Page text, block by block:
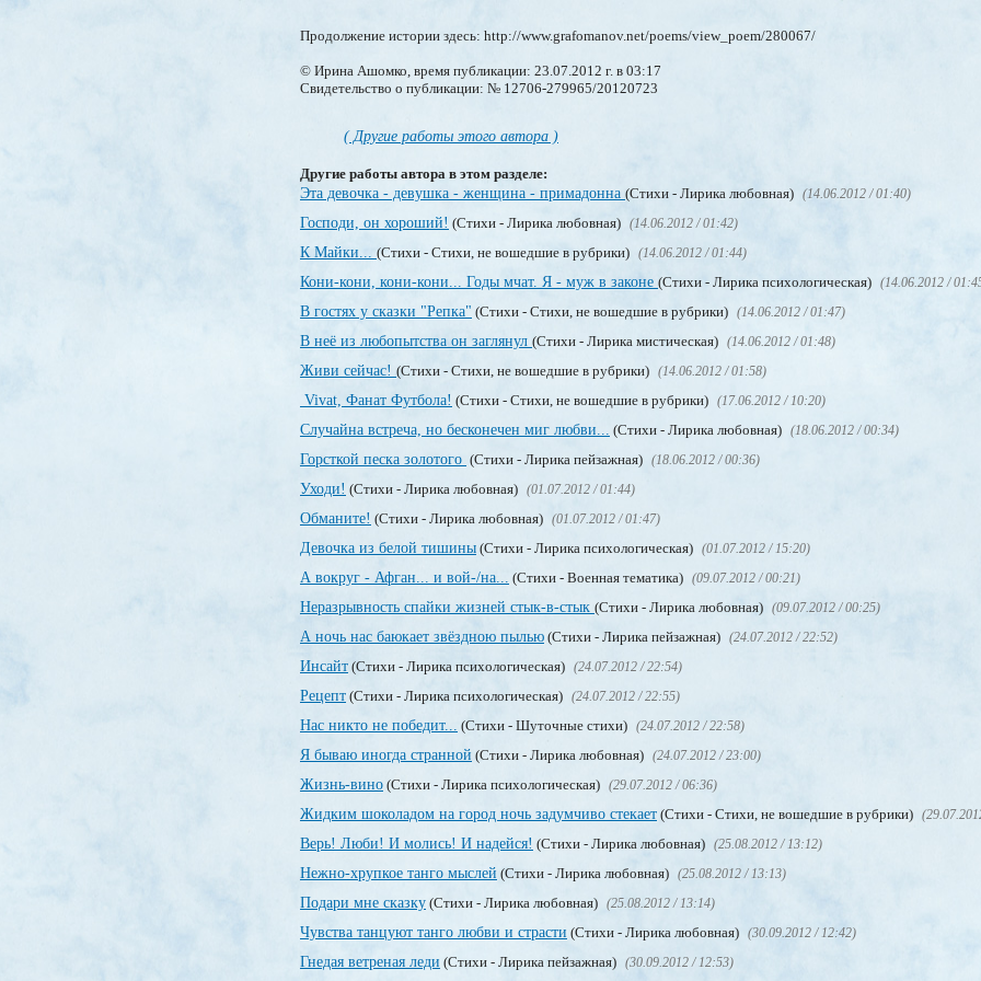
Продолжение истории здесь: http://www.grafomanov.net/poems/view_poem/280067/
© Ирина Ашомко, время публикации: 23.07.2012 г. в 03:17
Свидетельство о публикации: № 12706-279965/20120723
( Другие работы этого автора )
Другие работы автора в этом разделе:
Эта девочка - девушка - женщина - примадонна (Стихи - Лирика любовная) (14.06.2012 / 01:40)
Господи, он хороший! (Стихи - Лирика любовная) (14.06.2012 / 01:42)
К Майки... (Стихи - Стихи, не вошедшие в рубрики) (14.06.2012 / 01:44)
Кони-кони, кони-кони... Годы мчат. Я - муж в законе (Стихи - Лирика психологическая) (14.06.2012 /
В гостях у сказки "Репка" (Стихи - Стихи, не вошедшие в рубрики) (14.06.2012 / 01:47)
В неё из любопытства он заглянул (Стихи - Лирика мистическая) (14.06.2012 / 01:48)
Живи сейчас! (Стихи - Стихи, не вошедшие в рубрики) (14.06.2012 / 01:58)
Vivat, Фанат Футбола! (Стихи - Стихи, не вошедшие в рубрики) (17.06.2012 / 10:20)
Случайна встреча, но бесконечен миг любви... (Стихи - Лирика любовная) (18.06.2012 / 00:34)
Горсткой песка золотого (Стихи - Лирика пейзажная) (18.06.2012 / 00:36)
Уходи! (Стихи - Лирика любовная) (01.07.2012 / 01:44)
Обманите! (Стихи - Лирика любовная) (01.07.2012 / 01:47)
Девочка из белой тишины (Стихи - Лирика психологическая) (01.07.2012 / 15:20)
А вокруг - Афган... и вой-/на... (Стихи - Военная тематика) (09.07.2012 / 00:21)
Неразрывность спайки жизней стык-в-стык (Стихи - Лирика любовная) (09.07.2012 / 00:25)
А ночь нас баюкает звёздною пылью (Стихи - Лирика пейзажная) (24.07.2012 / 22:52)
Инсайт (Стихи - Лирика психологическая) (24.07.2012 / 22:54)
Рецепт (Стихи - Лирика психологическая) (24.07.2012 / 22:55)
Нас никто не победит... (Стихи - Шуточные стихи) (24.07.2012 / 22:58)
Я бываю иногда странной (Стихи - Лирика любовная) (24.07.2012 / 23:00)
Жизнь-вино (Стихи - Лирика психологическая) (29.07.2012 / 06:36)
Жидким шоколадом на город ночь задумчиво стекает (Стихи - Стихи, не вошедшие в рубрики)
Верь! Люби! И молись! И надейся! (Стихи - Лирика любовная) (25.08.2012 / 13:12)
Нежно-хрупкое танго мыслей (Стихи - Лирика любовная) (25.08.2012 / 13:13)
Подари мне сказку (Стихи - Лирика любовная) (25.08.2012 / 13:14)
Чувства танцуют танго любви и страсти (Стихи - Лирика любовная) (30.09.2012 / 12:42)
Гнедая ветреная леди (Стихи - Лирика пейзажная) (30.09.2012 / 12:53)